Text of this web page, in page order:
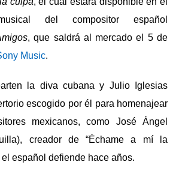
del compositor español
, que saldrá al mercado el 5 de
Music.
la diva cubana y Julio Iglesias
escogido por él para homenajear
mexicanos, como José Ángel
creador de “Échame a mí la
español defiende hace años.